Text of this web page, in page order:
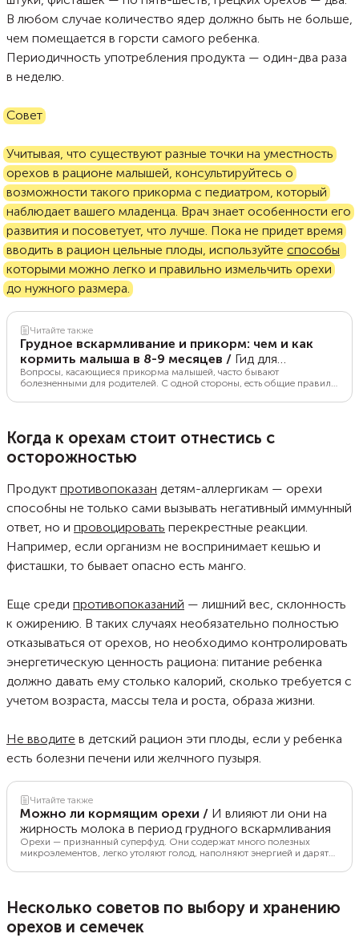
В любом случае количество ядер должно быть не больше,
чем помещается в горсти самого ребенка.
Периодичность употребления продукта — один-два раза
в неделю.
Совет
Учитывая, что существуют разные точки на уместность
орехов в рационе малышей, консультируйтесь о
возможности такого прикорма с педиатром, который
наблюдает вашего младенца. Врач знает особенности его
развития и посоветует, что лучше. Пока не придет время
вводить в рацион цельные плоды, используйте способы
которыми можно легко и правильно измельчить орехи
до нужного размера.
Читайте также
Грудное вскармливание и прикорм: чем и как
кормить малыша в 8-9 месяцев / Гид для
родителей
Вопросы, касающиеся прикорма малышей, часто бывают
болезненными для родителей. С одной стороны, есть общие правила
каждого ребенка. Как совместить грудное вскармливание и прикорм,
Когда к орехам стоит отнестись с
осторожностью
Продукт противопоказан детям-аллергикам — орехи
способны не только сами вызывать негативный иммунный
ответ, но и провоцировать перекрестные реакции.
Например, если организм не воспринимает кешью и
фисташки, то бывает опасно есть манго.
Еще среди противопоказаний — лишний вес, склонность
к ожирению. В таких случаях необязательно полностью
отказываться от орехов, но необходимо контролировать
энергетическую ценность рациона: питание ребенка
должно давать ему столько калорий, сколько требуется с
учетом возраста, массы тела и роста, образа жизни.
Не вводите в детский рацион эти плоды, если у ребенка
есть болезни печени или желчного пузыря.
Читайте также
Можно ли кормящим орехи / И влияют ли они на
жирность молока в период грудного вскармливания
Орехи — признанный суперфуд. Они содержат много полезных
микроэлементов, легко утоляют голод, наполняют энергией и дарят
распространенных аллергенов и требуют особого внимания при
нужно ли ограничивать употребление орехов в период лактации.
Несколько советов по выбору и хранению
орехов и семечек